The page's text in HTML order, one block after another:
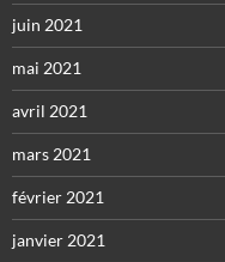
juin 2021
mai 2021
avril 2021
mars 2021
février 2021
janvier 2021